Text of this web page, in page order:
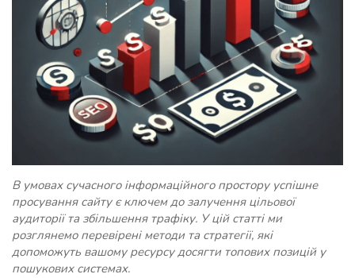
В умовах сучасного інформаційного простору успішне
просування сайту є ключем до залучення цільової
аудиторії та збільшення трафіку. У цій статті ми
розглянемо перевірені методи та стратегії, які
допоможуть вашому ресурсу досягти топових позицій у
пошукових системах.